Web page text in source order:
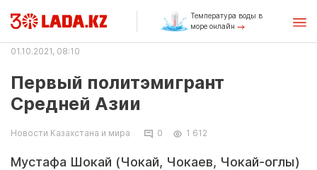
Температура воды в
море онлайн
01.10.2021, 08:10
Первый политэмигрант
Средней Азии
Новости Казахстана и мира 0 1 612
Мустафа Шокай (Чокай, Чокаев, Чокай-оглы)